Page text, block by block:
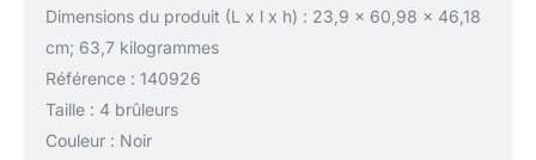
Dimensions du produit (L x l x h) : 23,9 x 60,98 x 46,18
cm; 63,7 kilogrammes
Référence : 140926
Taille : 4 brûleurs
Couleur : Noir